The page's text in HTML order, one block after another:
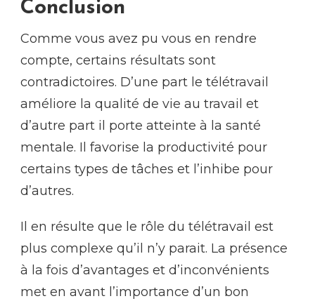
Conclusion
Comme vous avez pu vous en rendre
compte, certains résultats sont
contradictoires. D’une part le télétravail
améliore la qualité de vie au travail et
d’autre part il porte atteinte à la santé
mentale. Il favorise la productivité pour
certains types de tâches et l’inhibe pour
d’autres.
Il en résulte que le rôle du télétravail est
plus complexe qu’il n’y parait. La présence
à la fois d’avantages et d’inconvénients
met en avant l’importance d’un bon